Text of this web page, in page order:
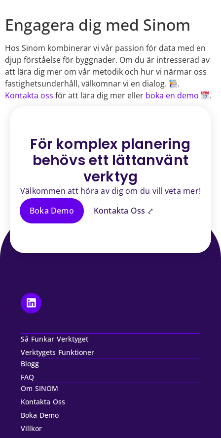
Engagera dig med Sinom
Hos Sinom kombinerar vi vår passion för data med en
djup förståelse för byggnader. Om du är intresserad av
att lära dig mer om vår metodik och hur vi närmar oss
fastighetsunderhåll, välkomnar vi en dialog.
.
Kontakta oss för att lära dig mer eller boka en demo .
För komplex planering
behövs ett lättanvänt
verktyg
Välkommen att höra av dig om du vill veta mer!
Boka Demo
Kontakta Oss ⤤
Så Funkar Verktyget
Verktygets Funktioner
Blogg
FAQ
Om SINOM
Kontakta Oss
Boka Demo
Villkor